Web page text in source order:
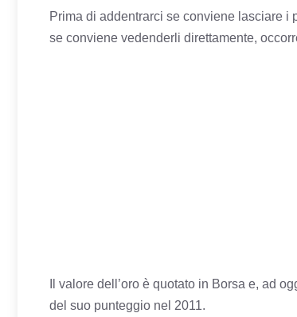
Prima di addentrarci se conviene lasciare
se conviene vedenderli direttamente,
Il valore dell’oro è quotato in Borsa e, ad
del suo punteggio nel 2011.